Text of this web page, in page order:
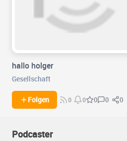
hallo holger
Gesellschaft
Folgen 0 0 0 0 0
Podcaster